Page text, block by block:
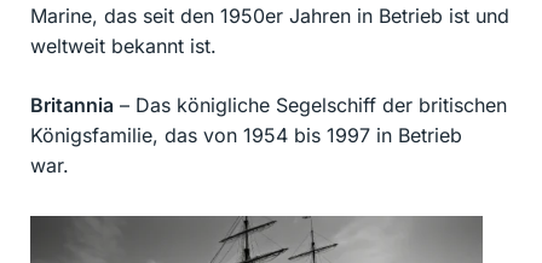
Marine, das seit den 1950er Jahren in Betrieb ist und
weltweit bekannt ist.
Britannia – Das königliche Segelschiff der britischen
Königsfamilie, das von 1954 bis 1997 in Betrieb
war.